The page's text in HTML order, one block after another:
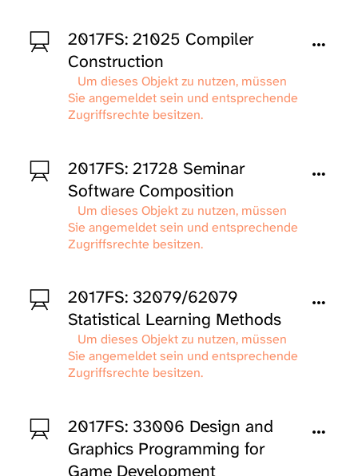
2017FS: 21025 Compiler
Construction
Um dieses Objekt zu nutzen, müssen
Sie angemeldet sein und entsprechende
Zugriffsrechte besitzen.
2017FS: 21728 Seminar
Software Composition
Um dieses Objekt zu nutzen, müssen
Sie angemeldet sein und entsprechende
Zugriffsrechte besitzen.
2017FS: 32079/62079
Statistical Learning Methods
Um dieses Objekt zu nutzen, müssen
Sie angemeldet sein und entsprechende
Zugriffsrechte besitzen.
2017FS: 33006 Design and
Graphics Programming for
Game Development